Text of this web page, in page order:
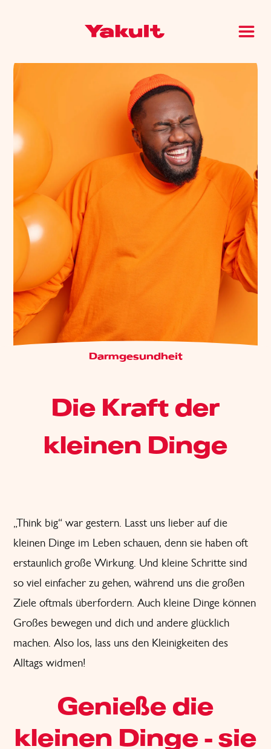
Darmgesundheit
Die Kraft der
kleinen Dinge
„Think big“ war gestern. Lasst uns lieber auf die
kleinen Dinge im Leben schauen, denn sie haben oft
erstaunlich große Wirkung. Und kleine Schritte sind
so viel einfacher zu gehen, während uns die großen
Ziele oftmals überfordern. Auch kleine Dinge können
Großes bewegen und dich und andere glücklich
machen. Also los, lass uns den Kleinigkeiten des
Alltags widmen!
Genieße die
kleinen Dinge - sie